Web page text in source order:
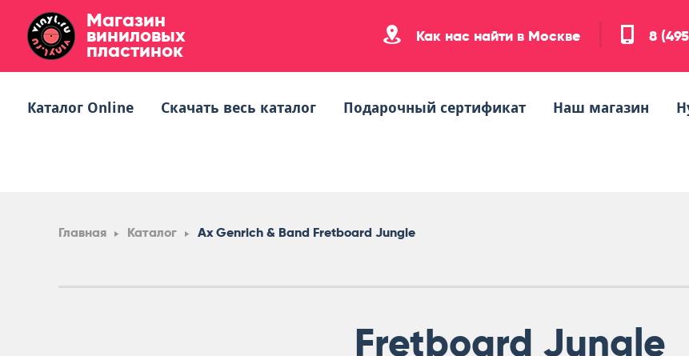
Магазин
виниловых
пластинок
Как нас найти в Москве 8
Каталог Online Скачать весь каталог Подарочный сертификат Наш магазин
Главная Каталог Ax Genrich & Band Fretboard Jungle
Fretboard Jungle